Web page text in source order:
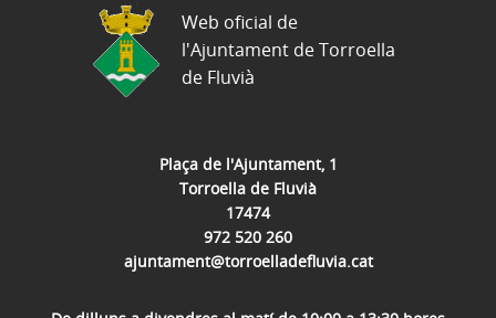
Plaça de l'Ajuntament, 1
Torroella de Fluvià
17474
972 520 260
ajuntament@torroelladefluvia.cat
Web oficial de
l'Ajuntament de Torroella
de Fluvià